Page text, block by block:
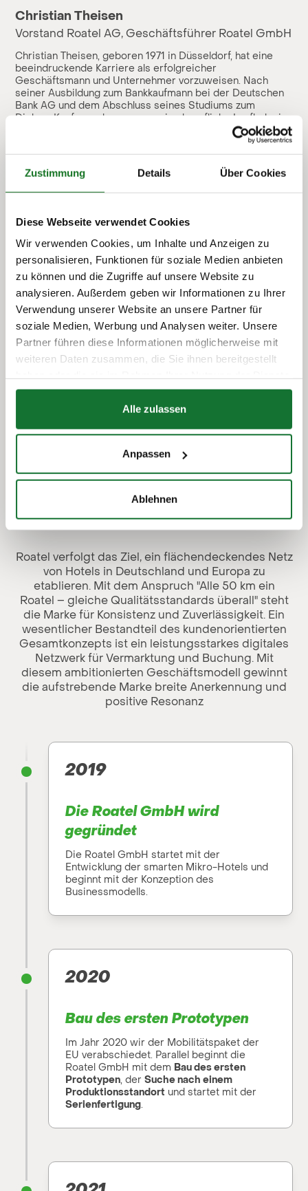
Zustimmung Details Über Cookies
Diese Webseite verwendet Cookies
Wir verwenden Cookies, um Inhalte und Anzeigen zu
personalisieren, Funktionen für soziale Medien anbieten
zu können und die Zugriffe auf unsere Website zu
analysieren. Außerdem geben wir Informationen zu Ihrer
Verwendung unserer Website an unsere Partner für
soziale Medien, Werbung und Analysen weiter. Unsere
Partner führen diese Informationen möglicherweise mit
weiteren Daten zusammen, die Sie ihnen bereitgestellt
gesammelt haben.
Alle zulassen
Anpassen
Ablehnen
Christian Theisen
Vorstand Roatel AG, Geschäftsführer Roatel GmbH
Christian Theisen, geboren 1971 in Düsseldorf, hat eine
beeindruckende Karriere als erfolgreicher
Geschäftsmann und Unternehmer vorzuweisen. Nach
seiner Ausbildung zum Bankkaufmann bei der Deutschen
Bank AG und dem Abschluss seines Studiums zum
Diplom-Kaufmann begann er seine berufliche Laufbahn im
familieneigenen Immobilienunternehmen. Im Jahr 2002
wechselte er als Geschäftsführer zu dem von Ralf-Peter
Kals mitgegründeten deutschen Briefdienstunternehmen
FIRST MAIL. Dieses wurde im Jahr 2003 durch die
Deutsche Post AG akquiriert. Zwei Jahre später gründete
er mit Ralf-Peter Kals das
eines Börsengangs in die Francotyp Postalia-Gruppe
integriert wurde und danach signifikant wuchs. Nach
seinem Austritt aus freesort widmete sich Christian
Theisen ab 2007 eigenen Investitionsvorhaben. Als
Partner der Investment-Boutique seedVC setzt er sein
umfangreiches Wissen und Netzwerk ein, um innovative
Start-Ups zu unterstützen. Im Jahr 2019 gründete Herr
Theisen gemeinsam mit Ralf-Peter Kals und Martin Swart
die roatel GmbH und führt seitdem als Vorstand die neu
gegründete Roatel Holding AG.
Interview ansehen
Eine Idee erobert den
Markt
Roatel verfolgt das Ziel, ein flächendeckendes Netz
von Hotels in Deutschland und Europa zu
etablieren. Mit dem Anspruch "Alle 50 km ein
Roatel – gleiche Qualitätsstandards überall" steht
die Marke für Konsistenz und Zuverlässigkeit. Ein
wesentlicher Bestandteil des kundenorientierten
Gesamtkonzepts ist ein leistungsstarkes digitales
Netzwerk für Vermarktung und Buchung. Mit
diesem ambitionierten Geschäftsmodell gewinnt
die aufstrebende Marke breite Anerkennung und
positive Resonanz
2019
Die Roatel GmbH wird
gegründet
Die Roatel GmbH startet mit der
Entwicklung der smarten Mikro-Hotels und
beginnt mit der Konzeption des
Businessmodells.
2020
Bau des ersten Prototypen
Im Jahr 2020 wir der Mobilitätspaket der
EU verabschiedet. Parallel beginnt die
Roatel GmbH mit dem Bau des ersten
Prototypen, derSuche nach einem
Produktionsstandort und startet mit der
Serienfertigung.